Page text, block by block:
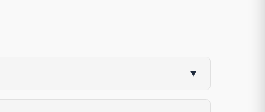
▼